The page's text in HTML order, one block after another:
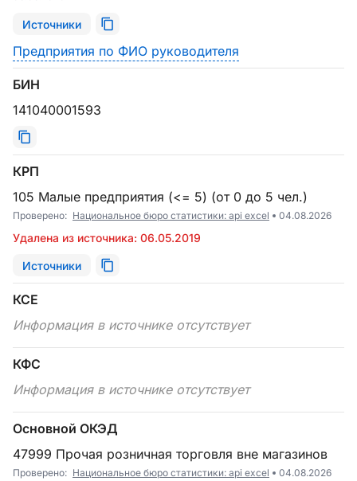
Источники
Предприятия по ФИО руководителя
БИН
141040001593
КРП
105 Малые предприятия (<= 5) (от 0 до 5 чел.)
Проверено: Национальное бюро статистики: api excel 04.08.2026
Удалена из источника: 06.05.2019
Источники
КСЕ
Информация в источнике отсутствует
КФС
Информация в источнике отсутствует
Основной ОКЭД
47999 Прочая розничная торговля вне магазинов
Проверено: Национальное бюро статистики: api excel 04.08.2026